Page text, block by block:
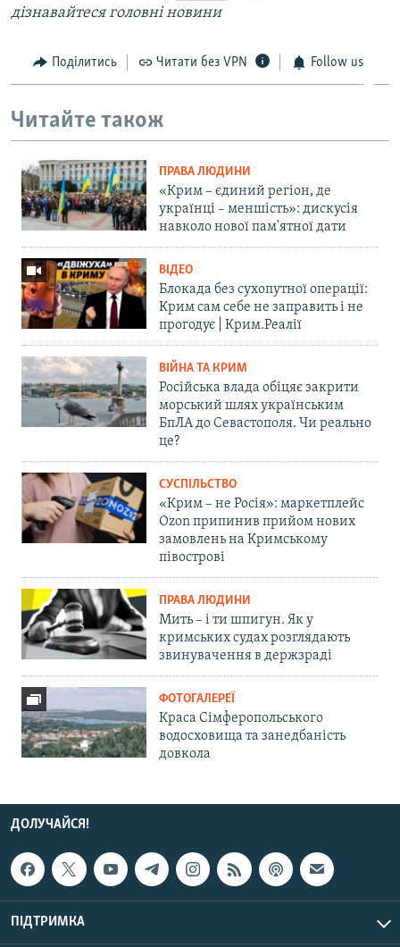
дізнавайтеся головні новини
Поділитись Читати без VPN Follow us
Читайте також
ПРАВА ЛЮДИНИ
«Крим – єдиний регіон, де
українці – меншість»: дискусія
навколо нової пам'ятної дати
ВІДЕО
Блокада без сухопутної операції:
Крим сам себе не заправить і не
прогодує | Крим.Реалії
ВІЙНА ТА КРИМ
Російська влада обіцяє закрити
морський шлях українським
БпЛА до Севастополя. Чи реально
це?
СУСПІЛЬСТВО
«Крим – не Росія»: маркетплейс
Ozon припинив прийом нових
замовлень на Кримському
півострові
ПРАВА ЛЮДИНИ
Мить – і ти шпигун. Як у
кримських судах розглядають
звинувачення в держзраді
ФОТОГАЛЕРЕЇ
Краса Сімферопольського
водосховища та занедбаність
довкола
ДОЛУЧАЙСЯ!
ПІДТРИМКА